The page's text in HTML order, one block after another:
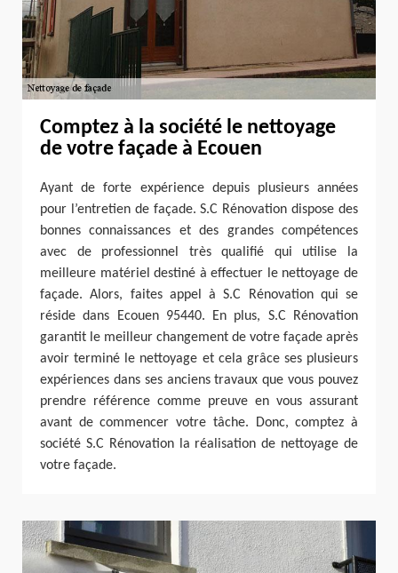
Comptez à la société le nettoyage
de votre façade à Ecouen
Ayant de forte expérience depuis plusieurs années
pour l’entretien de façade. S.C Rénovation dispose des
bonnes connaissances et des grandes compétences
avec de professionnel très qualifié qui utilise la
meilleure matériel destiné à effectuer le nettoyage de
façade. Alors, faites appel à S.C Rénovation qui se
réside dans Ecouen 95440. En plus, S.C Rénovation
garantit le meilleur changement de votre façade après
avoir terminé le nettoyage et cela grâce ses plusieurs
expériences dans ses anciens travaux que vous pouvez
prendre référence comme preuve en vous assurant
avant de commencer votre tâche. Donc, comptez à
société S.C Rénovation la réalisation de nettoyage de
votre façade.